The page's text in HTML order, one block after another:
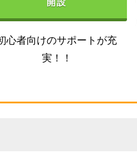
開設
心者向けのサポートが充
実！！